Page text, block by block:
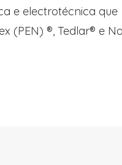
e electrotécnica que
(PEN) ®, Tedlar® e